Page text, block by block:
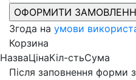
Згода на умови
Корзина
НазваЦінаКіл-стьСума
Після заповнення форми